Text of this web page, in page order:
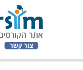
צור קשר